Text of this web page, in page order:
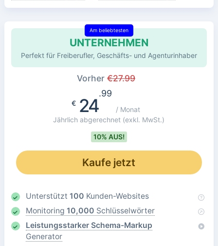
UNTERNEHMEN
Am beliebtesten
Perfekt für Freiberufler, Geschäfts- und Agenturinhaber
Vorher €27.99
€24
.99
/ Monat
Jährlich abgerechnet (exkl. MwSt.)
10% AUS!
Kaufe jetzt
Unterstützt 100 Kunden-Websites
Monitoring 10,000 Schlüsselwörter
Leistungsstarker Schema-Markup
Generator